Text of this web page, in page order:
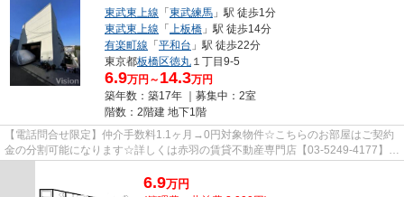
東武東上線 「東武練馬 」駅 徒歩1分
東武東上線 「上板橋 」駅 徒歩14分
有楽町線 「平和台 」駅 徒歩22分
東京都板橋区徳丸 １丁目9-5
6.9万円～ 14.3万円
築年数：築17年 ｜募集中： 2室
階数：2階建 地下1階
【電話問合せ限定】仲介手数料1.1ヶ月→0円対象物件☆こちらのお部屋はご契約
金の分割可能になります☆詳しくは赤羽の賃貸不動産専門店【03-5249-4177】
VISION赤羽店までご連絡下さい！！
6.9万円